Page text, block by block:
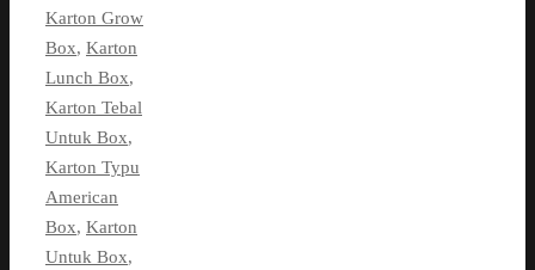
Karton Grow
Box, Karton
Lunch Box,
Karton Tebal
Untuk Box,
Karton Typu
American
Box, Karton
Untuk Box,